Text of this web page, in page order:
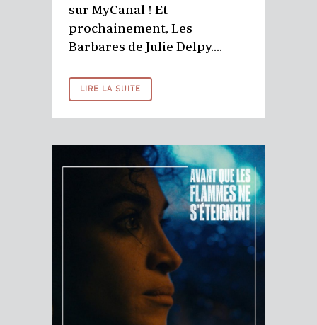
sur MyCanal ! Et
prochainement, Les
Barbares de Julie Delpy....
LIRE LA SUITE